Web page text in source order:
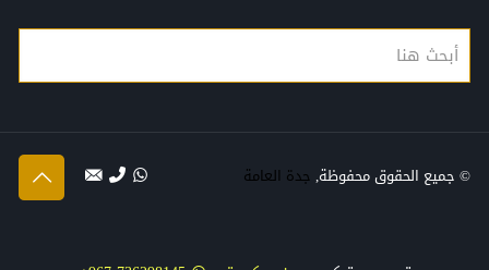
© جميع الحقوق محفوظة, جدة العامة